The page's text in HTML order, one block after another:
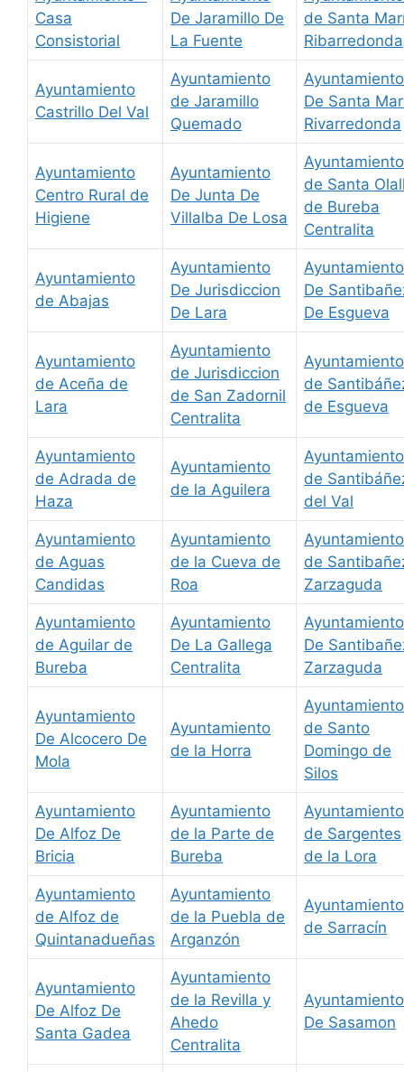
Casa
Consistorial
De Jaramillo De
La Fuente
de Santa
Ribarredonda
Ayuntamiento
Castrillo Del Val
Ayuntamiento
de Jaramillo
Quemado
Ayuntamiento
De Santa
Rivarredonda
Ayuntamiento
Centro Rural de
Higiene
Ayuntamiento
De Junta De
Villalba De Losa
Ayuntamiento
de Santa
de Bureba
Centralita
Ayuntamiento
de Abajas
Ayuntamiento
De Jurisdiccion
De Lara
Ayuntamiento
De
De Esgueva
Ayuntamiento
de Aceña de
Lara
Ayuntamiento
de Jurisdiccion
de San Zadornil
Centralita
Ayuntamiento
de
de Esgueva
Ayuntamiento
de Adrada de
Haza
Ayuntamiento
de la Aguilera
Ayuntamiento
de
del Val
Ayuntamiento
de Aguas
Candidas
Ayuntamiento
de la Cueva de
Roa
Ayuntamiento
de
Zarzaguda
Ayuntamiento
de Aguilar de
Bureba
Ayuntamiento
De La Gallega
Centralita
Ayuntamiento
De
Zarzaguda
Ayuntamiento
De Alcocero De
Mola
Ayuntamiento
de la Horra
Ayuntamiento
de Santo
Domingo de
Silos
Ayuntamiento
De Alfoz De
Bricia
Ayuntamiento
de la Parte de
Bureba
Ayuntamiento
de Sargentes
de la Lora
Ayuntamiento
de Alfoz de
Quintanadueñas
Ayuntamiento
de la Puebla de
Arganzón
Ayuntamiento
de Sarracín
Ayuntamiento
De Alfoz De
Santa Gadea
Ayuntamiento
de la Revilla y
Ahedo
Centralita
Ayuntamiento
De Sasamon